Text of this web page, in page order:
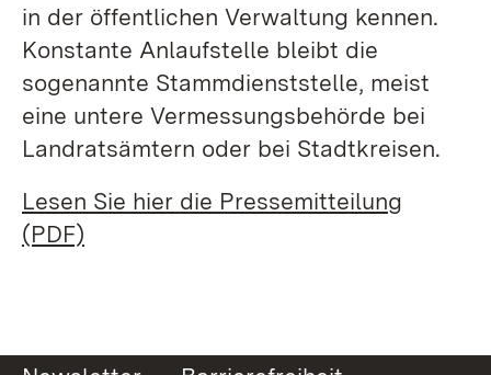
in der öffentlichen Verwaltung kennen.
Konstante Anlaufstelle bleibt die
sogenannte Stammdienststelle, meist
eine untere Vermessungsbehörde bei
Landratsämtern oder bei Stadtkreisen.
Lesen Sie hier die Pressemitteilung
(PDF)